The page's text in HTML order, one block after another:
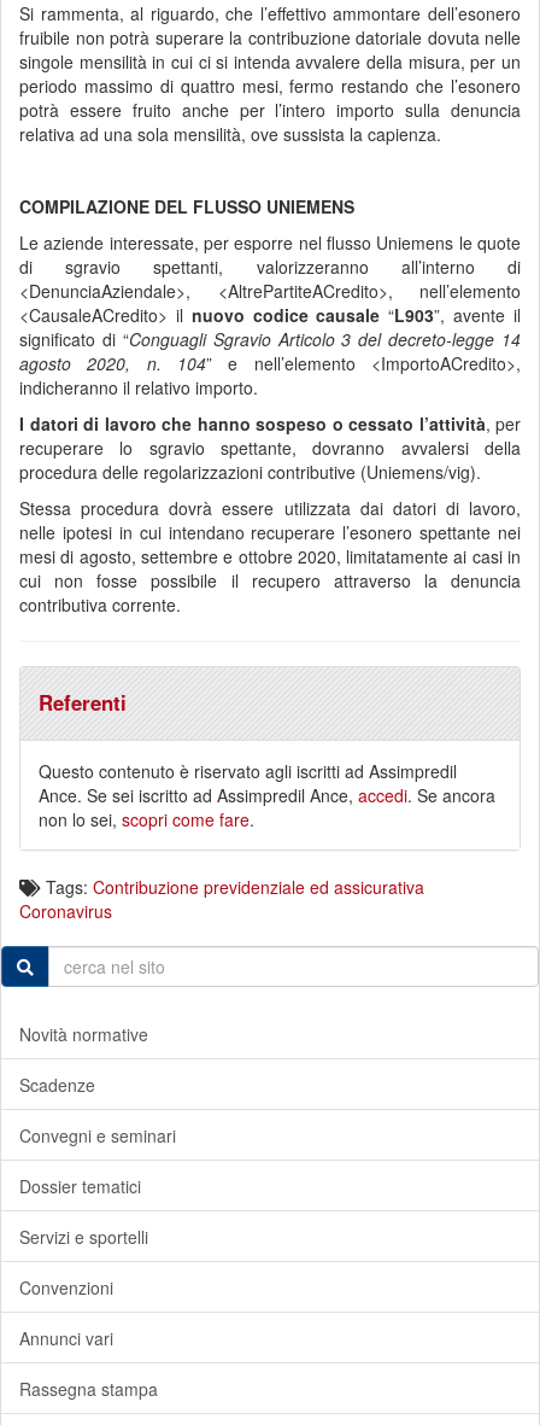
Si rammenta, al riguardo, che l’effettivo ammontare dell’esonero
fruibile non potrà superare la contribuzione datoriale dovuta nelle
singole mensilità in cui ci si intenda avvalere della misura, per un
periodo massimo di quattro mesi, fermo restando che l’esonero
potrà essere fruito anche per l’intero importo sulla denuncia
relativa ad una sola mensilità, ove sussista la capienza.
COMPILAZIONE DEL FLUSSO UNIEMENS
Le aziende interessate, per esporre nel flusso Uniemens le quote
di sgravio spettanti, valorizzeranno all’interno di
<DenunciaAziendale>, <AltrePartiteACredito>, nell’elemento
<CausaleACredito> il nuovo codice causale “L903”, avente il
significato di “Conguagli Sgravio Articolo 3 del decreto-legge 14
agosto 2020, n. 104” e nell’elemento <ImportoACredito>,
indicheranno il relativo importo.
I datori di lavoro che hanno sospeso o cessato l’attività, per
recuperare lo sgravio spettante, dovranno avvalersi della
procedura delle regolarizzazioni contributive (Uniemens/vig).
Stessa procedura dovrà essere utilizzata dai datori di lavoro,
nelle ipotesi in cui intendano recuperare l’esonero spettante nei
mesi di agosto, settembre e ottobre 2020, limitatamente ai casi in
cui non fosse possibile il recupero attraverso la denuncia
contributiva corrente.
Referenti
Questo contenuto è riservato agli iscritti ad Assimpredil
Ance. Se sei iscritto ad Assimpredil Ance, accedi. Se ancora
non lo sei, scopri come fare.
Tags: Contribuzione previdenziale ed assicurativa
Coronavirus
Novità normative
Scadenze
Convegni e seminari
Dossier tematici
Servizi e sportelli
Convenzioni
Annunci vari
Rassegna stampa